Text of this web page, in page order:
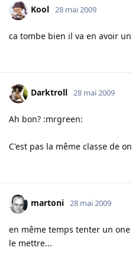
Kool 28 mai 2009
ca tombe bien il va en avoir
Darktroll 28 mai 2009
Ah bon? :mrgreen:
C'est pas la même classe de
martoni 28 mai 2009
en même temps tenter un
le mettre...